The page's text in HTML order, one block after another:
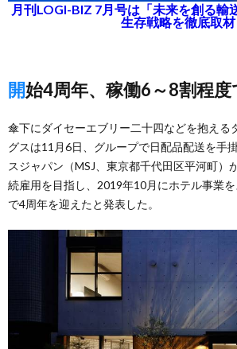
月刊LOGI-BIZ 7月号は「未来を創る輸
生存戦略を徹底取材
開始4周年、稼働6～8割程
傘下にダイセーエブリー二十四などを抱える
グスは11月6日、グループで日配品配送を手
スジャパン（MSJ、東京都千代田区平河町）
続雇用を目指し、2019年10月にホテル事業
で4周年を迎えたと発表した。